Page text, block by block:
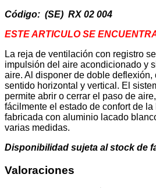
Código: (SE) RX 02 004
ESTE ARTICULO SE
La reja de ventilación con registro
impulsión del aire acondicionado y
aire. Al disponer de doble deflexión,
sentido horizontal y vertical. El
permite abrir o cerrar el paso de
fácilmente el estado de confort de
fabricada con aluminio lacado
varias medidas.
Disponibilidad sujeta al stock de
Valoraciones